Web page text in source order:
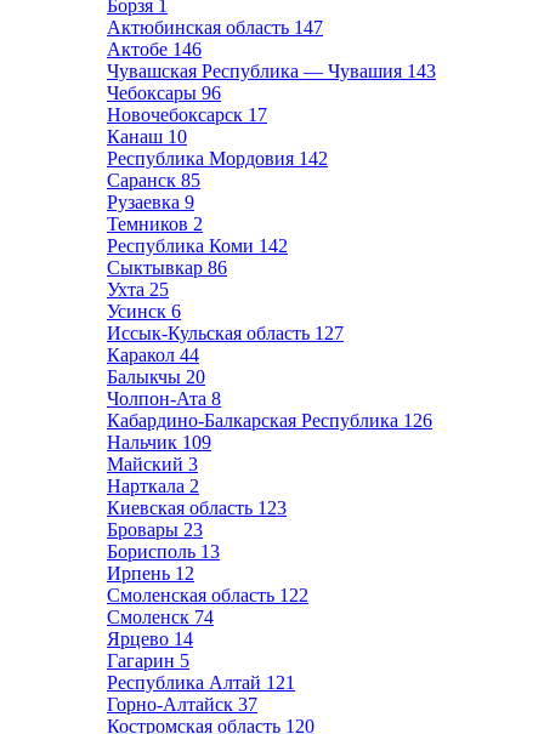
Борзя 1
Актюбинская область 147
Актобе 146
Чувашская Республика — Чувашия 143
Чебоксары 96
Новочебоксарск 17
Канаш 10
Республика Мордовия 142
Саранск 85
Рузаевка 9
Темников 2
Республика Коми 142
Сыктывкар 86
Ухта 25
Усинск 6
Иссык-Кульская область 127
Каракол 44
Балыкчы 20
Чолпон-Ата 8
Кабардино-Балкарская Республика 126
Нальчик 109
Майский 3
Нарткала 2
Киевская область 123
Бровары 23
Борисполь 13
Ирпень 12
Смоленская область 122
Смоленск 74
Ярцево 14
Гагарин 5
Республика Алтай 121
Горно-Алтайск 37
Костромская область 120